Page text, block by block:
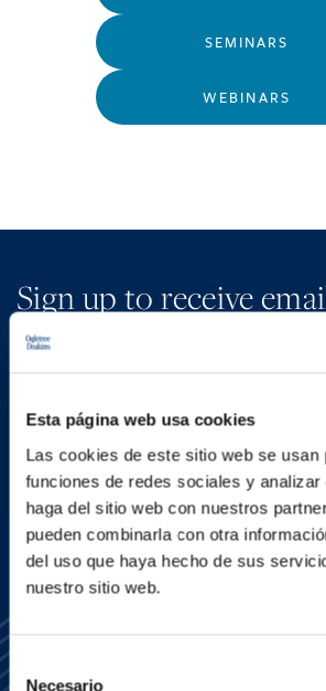
Esta página web usa cookies
Las cookies de este sitio web se
funciones de redes sociales y
haga del sitio web con nuestros
pueden combinarla con otra
del uso que haya hecho de sus
nuestro sitio web.
Necesario
SEMINARS
WEBINARS
Sign up to receive
new developments
SIGN UP NOW